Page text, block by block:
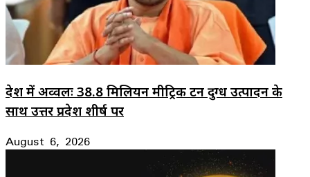
देश में अव्वलः 38.8 मिलियन मीट्रिक टन दुग्ध उत्पादन के
साथ उत्तर प्रदेश शीर्ष पर
August 6, 2026